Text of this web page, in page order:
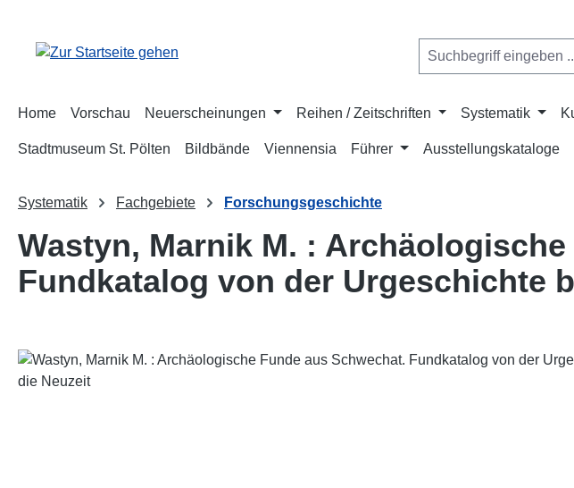
Home Vorschau Neuerscheinungen Reihen / Zeitschriften Systematik
Stadtmuseum St. Pölten Bildbände Viennensia Führer Ausstellungskataloge
Systematik Fachgebiete Forschungsgeschichte
Wastyn, Marnik M. :
Fundkatalog von der Urgeschichte
Bildergalerie überspringen